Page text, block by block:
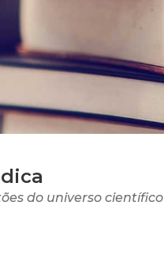
do universo científico